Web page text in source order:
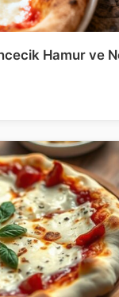
Hamur ve